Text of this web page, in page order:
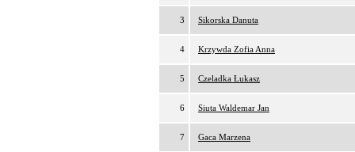
3 Sikorska Danuta
4 Krzywda Zofia Anna
5 Czeladka Łukasz
6 Siuta Waldemar Jan
7 Gaca Marzena